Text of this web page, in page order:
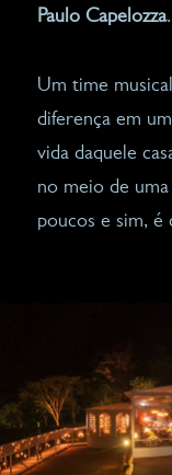
Paulo Capelozza.
Um time
diferença em
vida daquele
no meio de
poucos e sim, é